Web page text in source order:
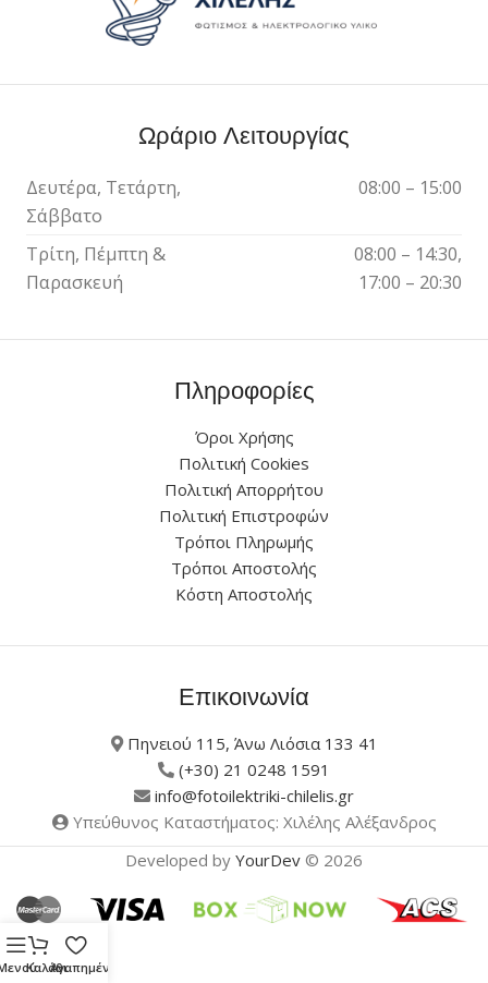
Ωράριο Λειτουργίας
Δευτέρα, Τετάρτη,
Σάββατο
08:00 – 15:00
Τρίτη, Πέμπτη &
Παρασκευή
08:00 – 14:30,
17:00 – 20:30
Πληροφορίες
Όροι Χρήσης
Πολιτική Cookies
Πολιτική Απορρήτου
Πολιτική Επιστροφών
Τρόποι Πληρωμής
Τρόποι Αποστολής
Κόστη Αποστολής
Επικοινωνία
Πηνειού 115, Άνω Λιόσια 133 41
(+30) 21 0248 1591
info@fotoilektriki-chilelis.gr
Υπεύθυνος Καταστήματος: Χιλέλης Αλέξανδρος
Developed by YourDev © 2026
ΚαλάθιΑγαπημένα